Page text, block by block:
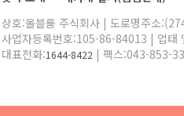
상호:올블룸 주식회사 | 도로명주소
사업자등록번호:105-86-84013 | 업태
대표전화:1644-8422 | 팩스:043-853-